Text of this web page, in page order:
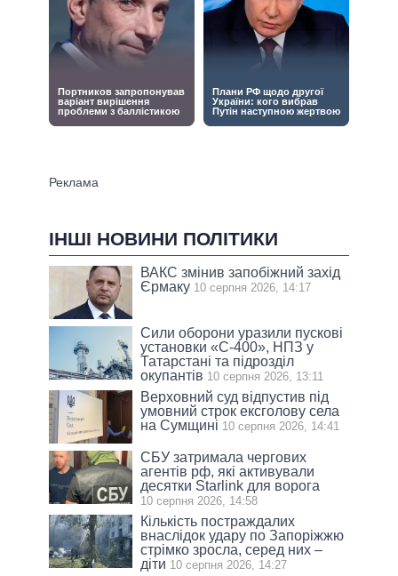
ІНШІ НОВИНИ ПОЛІТИКИ
ВАКС змінив запобіжний захід
Єрмаку 10 серпня 2026, 14:17
Сили оборони уразили пускові
установки «С-400», НПЗ у
Татарстані та підрозділ
окупантів 10 серпня 2026, 13:11
Верховний суд відпустив під
умовний строк ексголову села
на Сумщині 10 серпня 2026, 14:41
СБУ затримала чергових
агентів рф, які активували
десятки Starlink для ворога
10 серпня 2026, 14:58
Кількість постраждалих
внаслідок удару по Запоріжжю
стрімко зросла, серед них –
діти 10 серпня 2026, 14:27